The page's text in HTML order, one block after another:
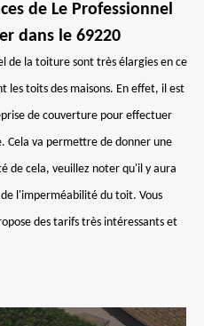
de Le Professionnel
dans le 69220
de la toiture sont très élargies en ce
les toits des maisons. En effet, il est
de couverture pour effectuer
Cela va permettre de donner une
de cela, veuillez noter qu'il y aura
l'imperméabilité du toit. Vous
des tarifs très intéressants et